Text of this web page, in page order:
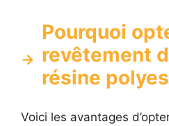
Pourquoi
revêtement
résine
Voici les avantages